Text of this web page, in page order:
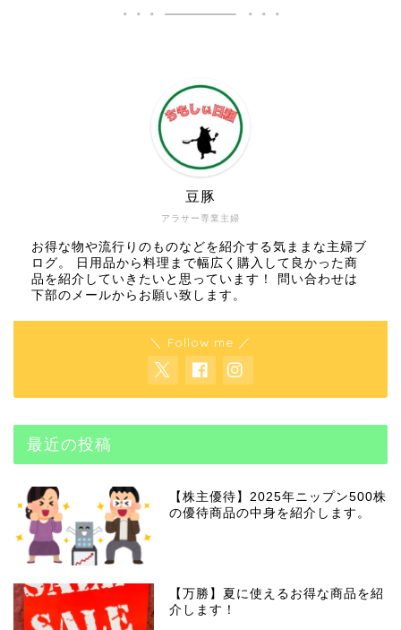
アラサー専業主婦
豆豚
お得な物や流行りのものなどを紹介する気ままな主婦ブ
ログ。 日用品から料理まで幅広く購入して良かった商
品を紹介していきたいと思っています！ 問い合わせは
下部のメールからお願い致します。
＼ Follow me ／
最近の投稿
【株主優待】2025年ニップン500株
の優待商品の中身を紹介します。
【万勝】夏に使えるお得な商品を紹
介します！